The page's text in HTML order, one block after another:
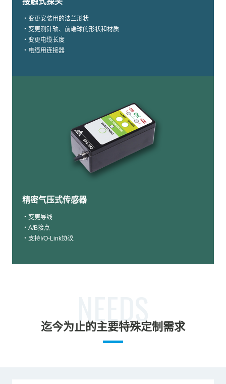
・变更安装用的法兰形状
・变更测针轴、前端球的形状和材质
・变更电缆长度
・电缆用连接器
精密气压式传感器
・变更导线
・A/B接点
・支持I/O-Link协议
NEEDS
迄今为止的主要特殊定制需求